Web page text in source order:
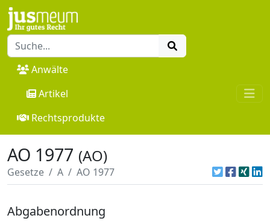
Anwälte
Artikel
Rechtsprodukte
AO 1977 (AO)
Gesetze A AO 1977
Abgabenordnung